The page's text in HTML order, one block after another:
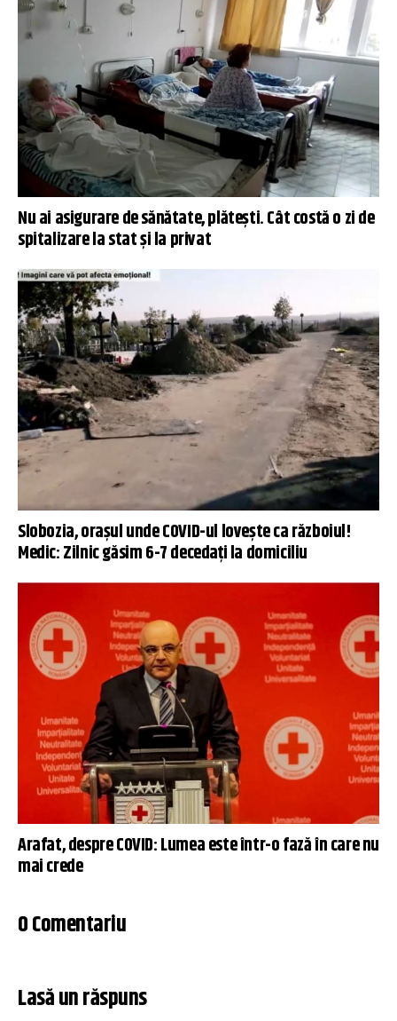
Nu ai asigurare de sănătate, plătești. Cât costă o zi de
spitalizare la stat și la privat
Slobozia, orașul unde COVID-ul lovește ca războiul!
Medic: Zilnic găsim 6-7 decedați la domiciliu
Arafat, despre COVID: Lumea este într-o fază în care nu
mai crede
0 Comentariu
Lasă un răspuns